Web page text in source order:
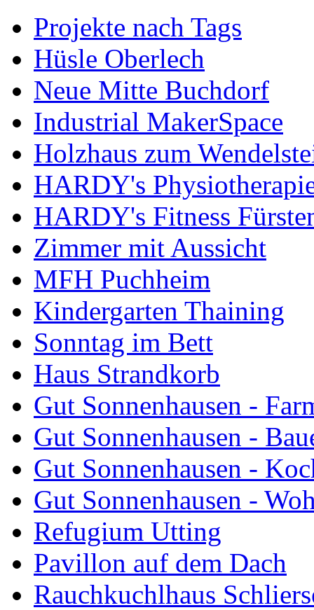
Projekte nach Tags
Hüsle Oberlech
Neue Mitte Buchdorf
Industrial MakerSpace
Holzhaus zum
HARDY's
HARDY's Fitness
Zimmer mit Aussicht
MFH Puchheim
Kindergarten Thaining
Sonntag im Bett
Haus Strandkorb
Gut Sonnenhausen -
Gut Sonnenhausen -
Gut Sonnenhausen -
Gut Sonnenhausen -
Refugium Utting
Pavillon auf dem Dach
Rauchkuchlhaus